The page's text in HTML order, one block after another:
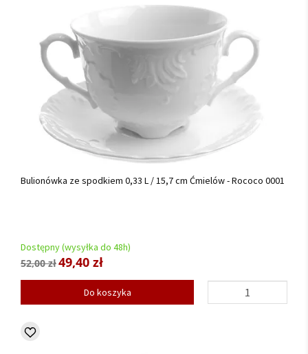
Bulionówka ze spodkiem 0,33 L / 15,7 cm Ćmielów - Rococo 0001
Dostępny (wysyłka do 48h)
52,00 zł49,40 zł
Do koszyka